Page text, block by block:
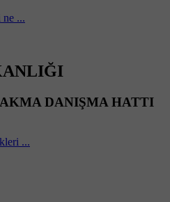
ne ...
DANIŞMA HATTI
...